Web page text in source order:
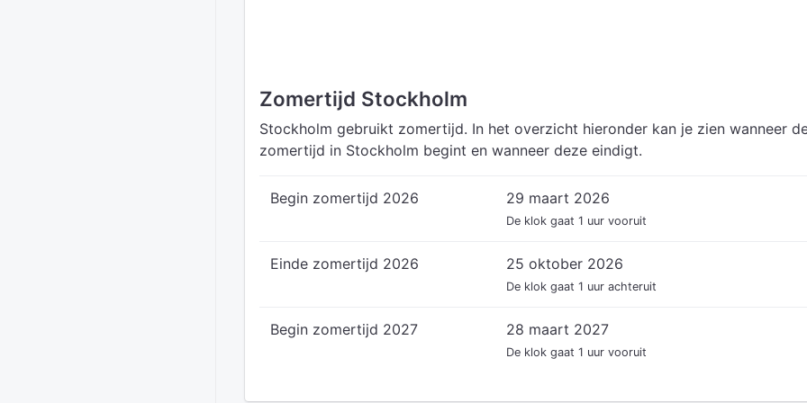
Zomertijd Stockholm
Stockholm gebruikt zomertijd. In het overzicht hieronder kan je zien wanneer
zomertijd in Stockholm begint en wanneer deze eindigt.
Begin zomertijd 2026 29 maart 2026
De klok gaat 1 uur vooruit
Einde zomertijd 2026 25 oktober 2026
De klok gaat 1 uur achteruit
Begin zomertijd 2027 28 maart 2027
De klok gaat 1 uur vooruit